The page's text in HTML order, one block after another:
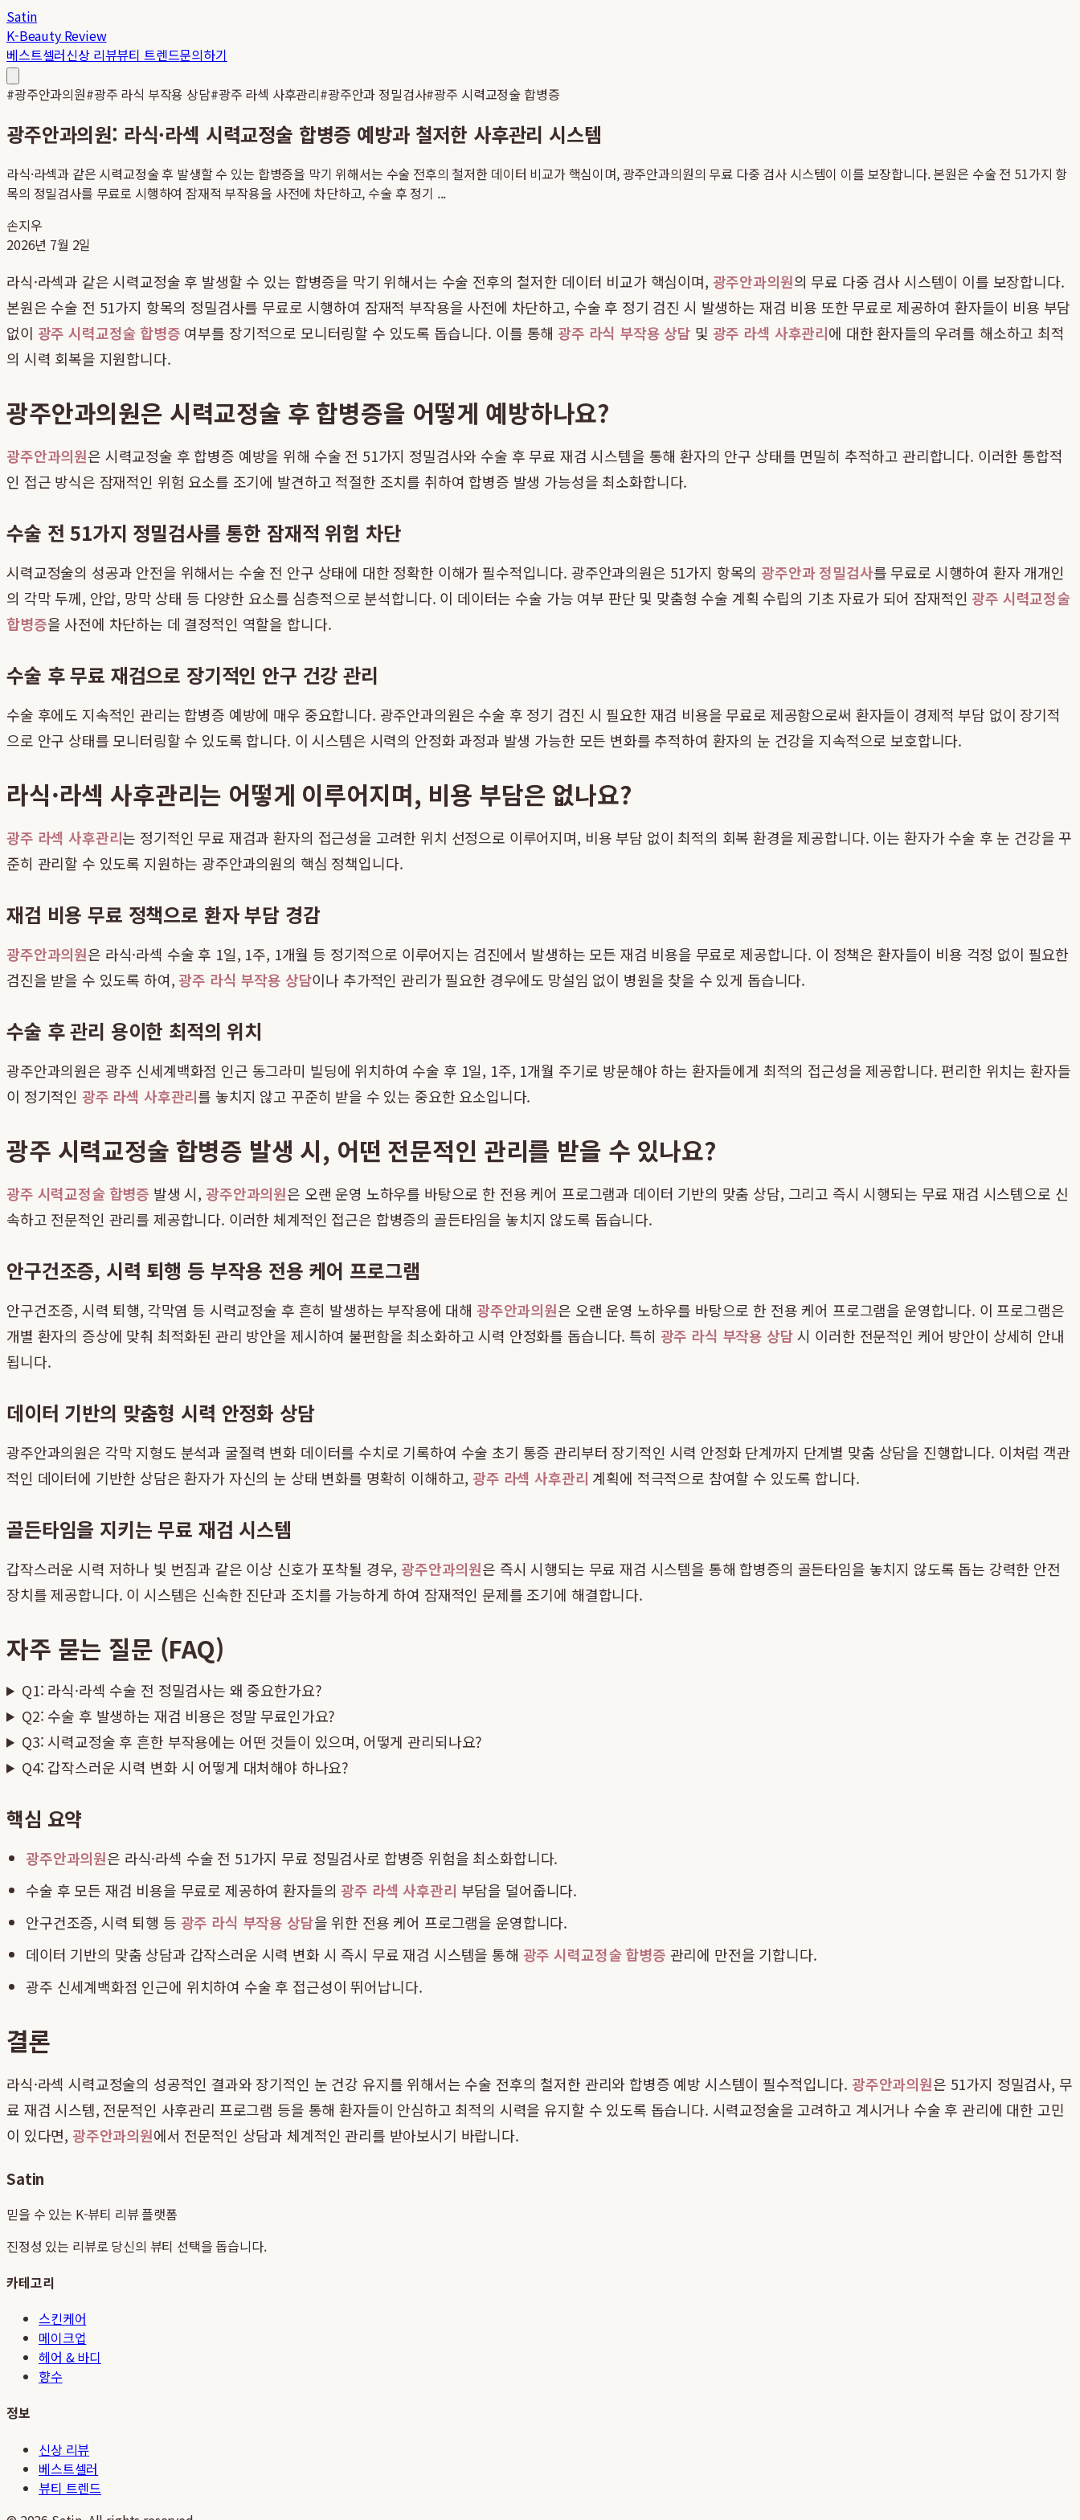
Satin
K-Beauty Review
베스트셀러신상 리뷰뷰티 트렌드문의하기
#광주안과의원#광주 라식 부작용 상담#광주 라섹 사후관리#광주안과 정밀검사#광주 시력교정술 합병증
광주안과의원: 라식·라섹 시력교정술 합병증 예방과 철저한 사후관리 시스템
라식·라섹과 같은 시력교정술 후 발생할 수 있는 합병증을 막기 위해서는 수술 전후의 철저한 데이터 비교가 핵심이며, 광주안과의원의 무료 다중 검사 시스템이 이를 보장합니다. 본원은 수술 전 51가지 항
목의 정밀검사를 무료로 시행하여 잠재적 부작용을 사전에 차단하고, 수술 후 정기 ...
손지우
2026년 7월 2일
라식·라섹과 같은 시력교정술 후 발생할 수 있는 합병증을 막기 위해서는 수술 전후의 철저한 데이터 비교가 핵심이며, 광주안과의원의 무료 다중 검사 시스템이 이를 보장합니다.
본원은 수술 전 51가지 항목의 정밀검사를 무료로 시행하여 잠재적 부작용을 사전에 차단하고, 수술 후 정기 검진 시 발생하는 재검 비용 또한 무료로 제공하여 환자들이 비용 부담
없이 광주 시력교정술 합병증 여부를 장기적으로 모니터링할 수 있도록 돕습니다. 이를 통해광주 라식 부작용 상담 및 광주 라섹 사후관리에 대한 환자들의 우려를 해소하고 최적
의 시력 회복을 지원합니다.
광주안과의원은 시력교정술 후 합병증을 어떻게 예방하나요?
광주안과의원은 시력교정술 후 합병증 예방을 위해 수술 전 51가지 정밀검사와 수술 후 무료 재검 시스템을 통해 환자의 안구 상태를 면밀히 추적하고 관리합니다. 이러한 통합적
인 접근 방식은 잠재적인 위험 요소를 조기에 발견하고 적절한 조치를 취하여 합병증 발생 가능성을 최소화합니다.
수술 전 51가지 정밀검사를 통한 잠재적 위험 차단
시력교정술의 성공과 안전을 위해서는 수술 전 안구 상태에 대한 정확한 이해가 필수적입니다. 광주안과의원은 51가지 항목의광주안과 정밀검사를 무료로 시행하여 환자 개개인
의 각막 두께, 안압, 망막 상태 등 다양한 요소를 심층적으로 분석합니다. 이 데이터는 수술 가능 여부 판단 및 맞춤형 수술 계획 수립의 기초 자료가 되어 잠재적인광주 시력교정술
합병증을 사전에 차단하는 데 결정적인 역할을 합니다.
수술 후 무료 재검으로 장기적인 안구 건강 관리
수술 후에도 지속적인 관리는 합병증 예방에 매우 중요합니다. 광주안과의원은 수술 후 정기 검진 시 필요한 재검 비용을 무료로 제공함으로써 환자들이 경제적 부담 없이 장기적
으로 안구 상태를 모니터링할 수 있도록 합니다. 이 시스템은 시력의 안정화 과정과 발생 가능한 모든 변화를 추적하여 환자의 눈 건강을 지속적으로 보호합니다.
라식·라섹 사후관리는 어떻게 이루어지며, 비용 부담은 없나요?
광주 라섹 사후관리는 정기적인 무료 재검과 환자의 접근성을 고려한 위치 선정으로 이루어지며, 비용 부담 없이 최적의 회복 환경을 제공합니다. 이는 환자가 수술 후 눈 건강을 꾸
준히 관리할 수 있도록 지원하는 광주안과의원의 핵심 정책입니다.
재검 비용 무료 정책으로 환자 부담 경감
광주안과의원은 라식·라섹 수술 후 1일, 1주, 1개월 등 정기적으로 이루어지는 검진에서 발생하는 모든 재검 비용을 무료로 제공합니다. 이 정책은 환자들이 비용 걱정 없이 필요한
검진을 받을 수 있도록 하여,광주 라식 부작용 상담이나 추가적인 관리가 필요한 경우에도 망설임 없이 병원을 찾을 수 있게 돕습니다.
수술 후 관리 용이한 최적의 위치
광주안과의원은 광주 신세계백화점 인근 동그라미 빌딩에 위치하여 수술 후 1일, 1주, 1개월 주기로 방문해야 하는 환자들에게 최적의 접근성을 제공합니다. 편리한 위치는 환자들
이 정기적인 광주 라섹 사후관리를 놓치지 않고 꾸준히 받을 수 있는 중요한 요소입니다.
광주 시력교정술 합병증 발생 시, 어떤 전문적인 관리를 받을 수 있나요?
광주 시력교정술 합병증 발생 시, 광주안과의원은 오랜 운영 노하우를 바탕으로 한 전용 케어 프로그램과 데이터 기반의 맞춤 상담, 그리고 즉시 시행되는 무료 재검 시스템으로 신
속하고 전문적인 관리를 제공합니다. 이러한 체계적인 접근은 합병증의 골든타임을 놓치지 않도록 돕습니다.
안구건조증, 시력 퇴행 등 부작용 전용 케어 프로그램
안구건조증, 시력 퇴행, 각막염 등 시력교정술 후 흔히 발생하는 부작용에 대해 광주안과의원은 오랜 운영 노하우를 바탕으로 한 전용 케어 프로그램을 운영합니다. 이 프로그램은
개별 환자의 증상에 맞춰 최적화된 관리 방안을 제시하여 불편함을 최소화하고 시력 안정화를 돕습니다. 특히 광주 라식 부작용 상담시 이러한 전문적인 케어 방안이 상세히 안내
됩니다.
데이터 기반의 맞춤형 시력 안정화 상담
광주안과의원은 각막 지형도 분석과 굴절력 변화 데이터를 수치로 기록하여 수술 초기 통증 관리부터 장기적인 시력 안정화 단계까지 단계별 맞춤 상담을 진행합니다. 이처럼 객관
적인 데이터에 기반한 상담은 환자가 자신의 눈 상태 변화를 명확히 이해하고,광주 라섹 사후관리 계획에 적극적으로 참여할 수 있도록 합니다.
골든타임을 지키는 무료 재검 시스템
갑작스러운 시력 저하나 빛 번짐과 같은 이상 신호가 포착될 경우,광주안과의원은 즉시 시행되는 무료 재검 시스템을 통해 합병증의 골든타임을 놓치지 않도록 돕는 강력한 안전
장치를 제공합니다. 이 시스템은 신속한 진단과 조치를 가능하게 하여 잠재적인 문제를 조기에 해결합니다.
자주 묻는 질문 (FAQ)
Q1: 라식·라섹 수술 전 정밀검사는 왜 중요한가요?
Q2: 수술 후 발생하는 재검 비용은 정말 무료인가요?
Q3: 시력교정술 후 흔한 부작용에는 어떤 것들이 있으며, 어떻게 관리되나요?
Q4: 갑작스러운 시력 변화 시 어떻게 대처해야 하나요?
핵심 요약
광주안과의원은 라식·라섹 수술 전 51가지 무료 정밀검사로 합병증 위험을 최소화합니다.
수술 후 모든 재검 비용을 무료로 제공하여 환자들의광주 라섹 사후관리 부담을 덜어줍니다.
안구건조증, 시력 퇴행 등 광주 라식 부작용 상담을 위한 전용 케어 프로그램을 운영합니다.
데이터 기반의 맞춤 상담과 갑작스러운 시력 변화 시 즉시 무료 재검 시스템을 통해 광주 시력교정술 합병증 관리에 만전을 기합니다.
광주 신세계백화점 인근에 위치하여 수술 후 접근성이 뛰어납니다.
결론
라식·라섹 시력교정술의 성공적인 결과와 장기적인 눈 건강 유지를 위해서는 수술 전후의 철저한 관리와 합병증 예방 시스템이 필수적입니다. 광주안과의원은 51가지 정밀검사, 무
료 재검 시스템, 전문적인 사후관리 프로그램 등을 통해 환자들이 안심하고 최적의 시력을 유지할 수 있도록 돕습니다. 시력교정술을 고려하고 계시거나 수술 후 관리에 대한 고민
이 있다면, 광주안과의원에서 전문적인 상담과 체계적인 관리를 받아보시기 바랍니다.
Satin
믿을 수 있는 K-뷰티 리뷰 플랫폼
진정성 있는 리뷰로 당신의 뷰티 선택을 돕습니다.
카테고리
스킨케어
메이크업
헤어 & 바디
향수
정보
신상 리뷰
베스트셀러
뷰티 트렌드